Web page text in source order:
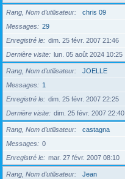
Rang, Nom d’utilisateur
chris 09
Messages
29
Enregistré le
dim. 25 févr. 2007 21:46
Dernière visite
lun. 05 août 2024 10:25
Rang, Nom d’utilisateur
JOELLE
Messages
1
Enregistré le
dim. 25 févr. 2007 22:25
Dernière visite
dim. 25 févr. 2007 22:40
Rang, Nom d’utilisateur
castagna
Messages
0
Enregistré le
mar. 27 févr. 2007 08:10
Rang, Nom d’utilisateur
Jean